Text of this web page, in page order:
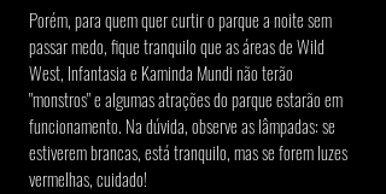
Porém, para quem quer curtir o parque a noite sem
passar medo, fique tranquilo que as áreas de Wild
West, Infantasia e Kaminda Mundi não terão
"monstros" e algumas atrações do parque estarão em
funcionamento. Na dúvida, observe as lâmpadas: se
estiverem brancas, está tranquilo, mas se forem luzes
vermelhas, cuidado!